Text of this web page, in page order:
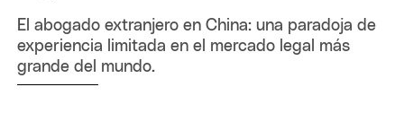
El abogado extranjero en China: una paradoja de
experiencia limitada en el mercado legal más
grande del mundo.